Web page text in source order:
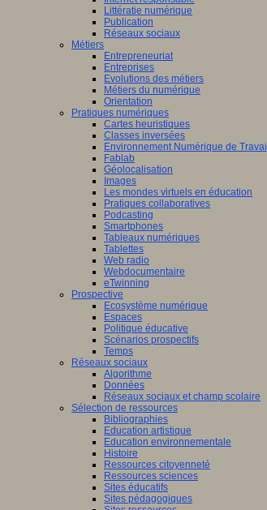
Littératie numérique
Publication
Réseaux sociaux
Métiers
Entrepreneuriat
Entreprises
Evolutions des métiers
Métiers du numérique
Orientation
Pratiques numériques
Cartes heuristiques
Classes inversées
Environnement Numérique de Travail
Fablab
Géolocalisation
Images
Les mondes virtuels en éducation
Pratiques collaboratives
Podcasting
Smartphones
Tableaux numériques
Tablettes
Web radio
Webdocumentaire
eTwinning
Prospective
Ecosystème numérique
Espaces
Politique éducative
Scénarios prospectifs
Temps
Réseaux sociaux
Algorithme
Données
Réseaux sociaux et champ scolaire
Sélection de ressources
Bibliographies
Education artistique
Education environnementale
Histoire
Ressources citoyenneté
Ressources sciences
Sites éducatifs
Sites pédagogiques